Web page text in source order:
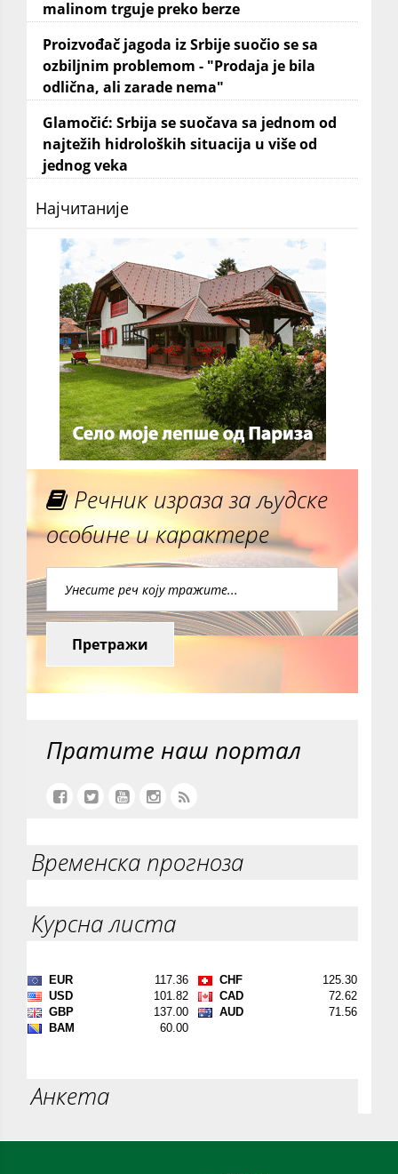
malinom trguje preko berze
Proizvođač jagoda iz Srbije suočio se sa
ozbiljnim problemom - "Prodaja je bila
odlična, ali zarade nema"
Glamočić: Srbija se suočava sa jednom od
najtežih hidroloških situacija u više od
jednog veka
Најчитаније
Речник израза за људске
особине и карактере
Претражи
Пратите наш портал
Временска прогноза
Курсна листа
Анкета